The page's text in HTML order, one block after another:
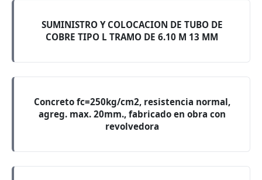
SUMINISTRO Y COLOCACION DE TUBO DE
COBRE TIPO L TRAMO DE 6.10 M 13 MM
Concreto fc=250kg/cm2, resistencia normal,
agreg. max. 20mm., fabricado en obra con
revolvedora